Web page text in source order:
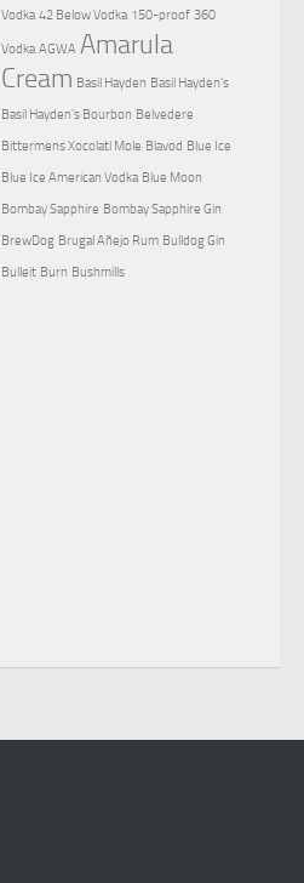
Vodka 42 Below Vodka 150-proof 360
Vodka AGWA Amarula
Cream Basil Hayden Basil Hayden's
Basil Hayden's Bourbon Belvedere
Bittermens Xocolatl Mole Blavod Blue Ice
Blue Ice American Vodka Blue Moon
Bombay Sapphire Bombay Sapphire Gin
BrewDog Brugal Añejo Rum Bulldog Gin
Bulleit Burn Bushmills